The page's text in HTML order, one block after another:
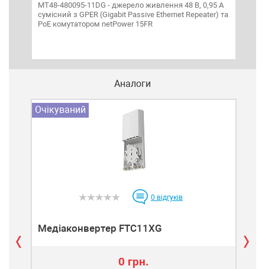
MT48-480095-11DG - джерело живлення 48 В, 0,95 A
сумісний з GPER (Gigabit Passive Ethernet Repeater) та
PoE комутатором netPower 15FR
Аналоги
Очікуваний
0 відгуків
Медіаконвертер FTC11XG
0 грн.